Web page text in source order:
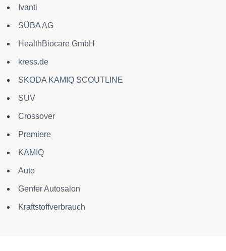
Ivanti
SÜBA AG
HealthBiocare GmbH
kress.de
SKODA KAMIQ SCOUTLINE
SUV
Crossover
Premiere
KAMIQ
Auto
Genfer Autosalon
Kraftstoffverbrauch